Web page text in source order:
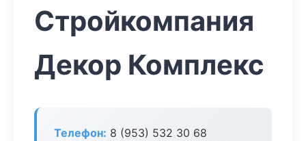
Стройкомпания
Декор Комплекс
Телефон: 8 (953) 532 30 68